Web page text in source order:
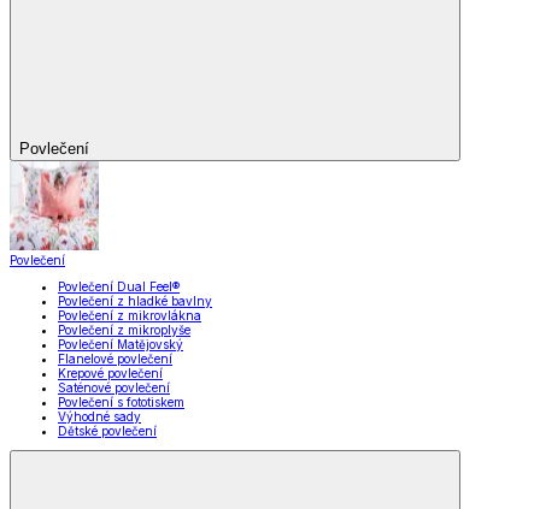
Povlečení
Povlečení
Povlečení Dual Feel®
Povlečení z hladké bavlny
Povlečení z mikrovlákna
Povlečení z mikroplyše
Povlečení Matějovský
Flanelové povlečení
Krepové povlečení
Saténové povlečení
Povlečení s fototiskem
Výhodné sady
Dětské povlečení